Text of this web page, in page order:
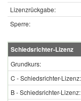
Lizenzrückgabe:
Sperre:
Schiedsrichter-Lizenz
Grundkurs:
C - Schiedsrichter-Lizenz:
B - Schiedsrichter-Lizenz: